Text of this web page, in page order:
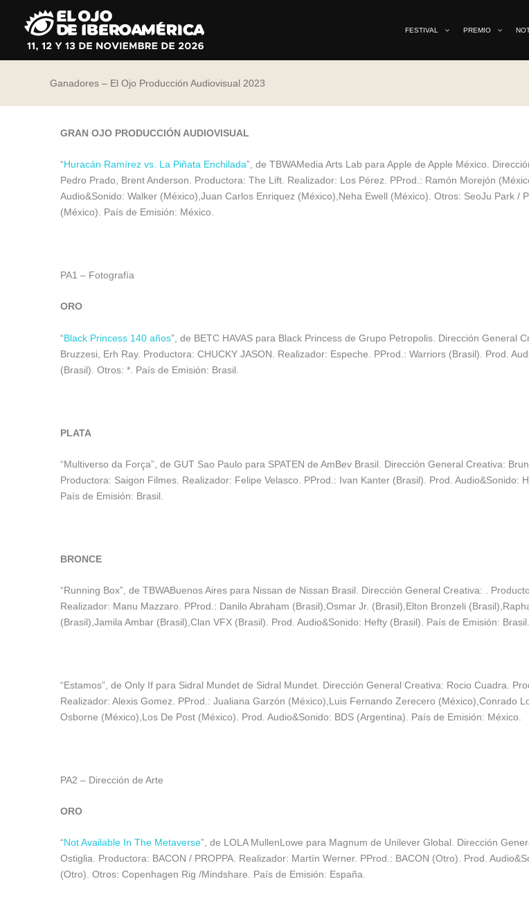
contenido
FESTIVAL PREMIO
Ganadores – El Ojo Producción Audiovisual 2023
GRAN OJO PRODUCCIÓN AUDIOVISUAL
“Huracán Ramírez vs. La Piñata Enchilada”, de TBWAMedia Arts Lab para Apple de Apple México.
Pedro Prado, Brent Anderson. Productora: The Lift. Realizador: Los Pérez. PProd.: Ramón Morejón
Audio&Sonido: Walker (México),Juan Carlos Enriquez (México),Neha Ewell (México). Otros: SeoJu Park /
(México). País de Emisión: México.
PA1 – Fotografía
ORO
“Black Princess 140 años”, de BETC HAVAS para Black Princess de Grupo Petropolis. Dirección General
Bruzzesi, Erh Ray. Productora: CHUCKY JASON. Realizador: Espeche. PProd.: Warriors (Brasil). Prod.
(Brasil). Otros: *. País de Emisión: Brasil.
PLATA
“Multiverso da Força”, de GUT Sao Paulo para SPATEN de AmBev Brasil. Dirección General Creativa:
Productora: Saigon Filmes. Realizador: Felipe Velasco. PProd.: Ivan Kanter (Brasil). Prod. Audio&Sonido:
País de Emisión: Brasil.
BRONCE
“Running Box”, de TBWABuenos Aires para Nissan de Nissan Brasil. Dirección General Creativa: .
Realizador: Manu Mazzaro. PProd.: Danilo Abraham (Brasil),Osmar Jr. (Brasil),Elton Bronzeli
(Brasil),Jamila Ambar (Brasil),Clan VFX (Brasil). Prod. Audio&Sonido: Hefty (Brasil). País de Emisión: Brasil.
“Estamos”, de Only If para Sidral Mundet de Sidral Mundet. Dirección General Creativa: Rocio Cuadra.
Realizador: Alexis Gomez. PProd.: Jualiana Garzón (México),Luis Fernando Zerecero (México),Conrado
Osborne (México),Los De Post (México). Prod. Audio&Sonido: BDS (Argentina). País de Emisión: México.
PA2 – Dirección de Arte
ORO
“Not Available In The Metaverse”, de LOLA MullenLowe para Magnum de Unilever Global. Dirección
Ostiglia. Productora: BACON / PROPPA. Realizador: Martín Werner. PProd.: BACON (Otro). Prod.
(Otro). Otros: Copenhagen Rig /Mindshare. País de Emisión: España.